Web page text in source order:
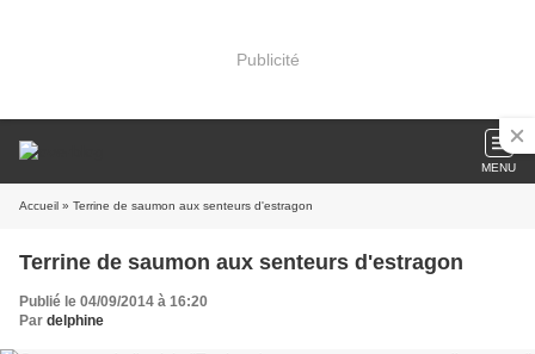
Publicité
MENU
Accueil » Terrine de saumon aux senteurs d'estragon
Terrine de saumon aux senteurs d'estragon
Publié le 04/09/2014 à 16:20
Par delphine